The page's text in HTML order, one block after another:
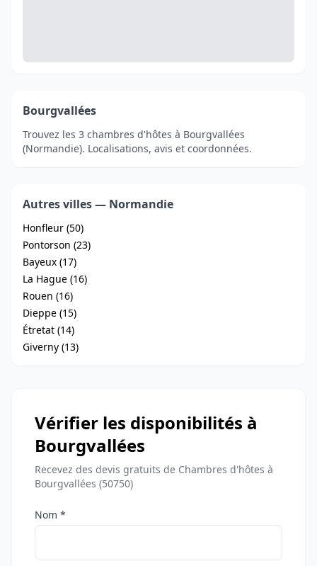
Bourgvallées
Trouvez les 3 chambres d'hôtes à Bourgvallées
(Normandie). Localisations, avis et coordonnées.
Autres villes — Normandie
Honfleur (50)
Pontorson (23)
Bayeux (17)
La Hague (16)
Rouen (16)
Dieppe (15)
Étretat (14)
Giverny (13)
Vérifier les disponibilités à
Bourgvallées
Recevez des devis gratuits de Chambres d'hôtes à
Bourgvallées (50750)
Nom *